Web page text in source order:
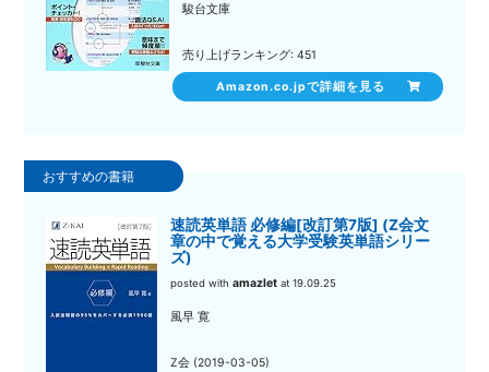
駿台文庫
売り上げランキング: 451
Amazon.co.jpで詳細を見る
速読英単語 必修編[改訂第7版] (Z会文
章の中で覚える大学受験英単語シリー
ズ)
posted withamazlet at 19.09.25
風早 寛
Z会 (2019-03-05)